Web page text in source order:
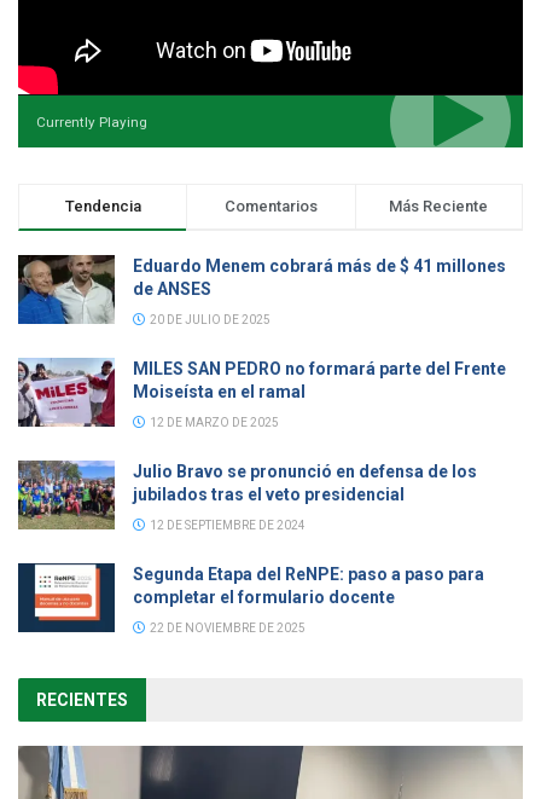
Currently Playing
Tendencia Comentarios Más Reciente
Eduardo Menem cobrará más de $ 41 millones
de ANSES
20 DE JULIO DE 2025
MILES SAN PEDRO no formará parte del Frente
Moiseísta en el ramal
12 DE MARZO DE 2025
Julio Bravo se pronunció en defensa de los
jubilados tras el veto presidencial
12 DE SEPTIEMBRE DE 2024
Segunda Etapa del ReNPE: paso a paso para
completar el formulario docente
22 DE NOVIEMBRE DE 2025
RECIENTES